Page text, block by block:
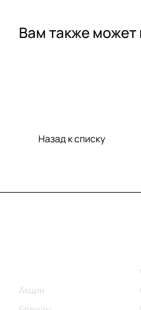
Вам также может
Назад к списку
Акции